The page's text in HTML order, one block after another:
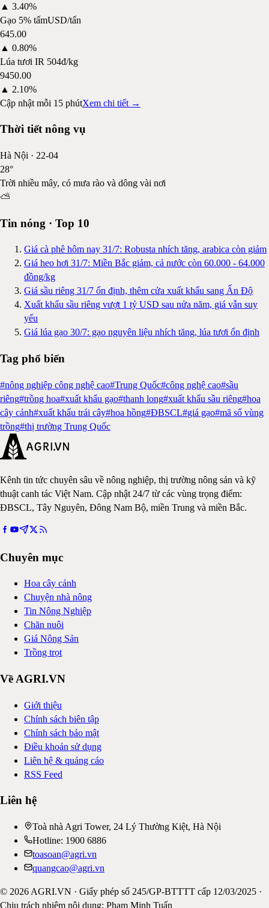
▲ 3.40%
Gạo 5% tấmUSD/tấn
645.00
▲ 0.80%
Lúa tươi IR 504đ/kg
9450.00
▲ 2.10%
Cập nhật mỗi 15 phútXem chi tiết →
Thời tiết nông vụ
Hà Nội · 22-04
28°
Trời nhiều mây, có mưa rào và dông vài nơi
⛅
Tin nóng · Top 10
Giá cà phê hôm nay 31/7: Robusta nhích tăng, arabica còn giảm
Giá heo hơi 31/7: Miền Bắc giảm, cả nước còn 60.000 - 64.000
đồng/kg
Giá sầu riêng 31/7 ổn định, thêm cửa xuất khẩu sang Ấn Độ
Xuất khẩu sầu riêng vượt 1 tỷ USD sau nửa năm, giá vẫn suy
yếu
Giá lúa gạo 30/7: gạo nguyên liệu nhích tăng, lúa tươi ổn định
Tag phổ biến
#nông nghiệp công nghệ cao#Trung Quốc#công nghệ cao#sầu
riêng#trồng hoa#xuất khẩu gạo#thanh long#xuất khẩu sầu riêng#hoa
cây cảnh#xuất khẩu trái cây#hoa hồng#ĐBSCL#giá gạo#mã số vùng
trồng#thị trường Trung Quốc
Kênh tin tức chuyên sâu về nông nghiệp, thị trường nông sản và kỹ
thuật canh tác Việt Nam. Cập nhật 24/7 từ các vùng trọng điểm:
ĐBSCL, Tây Nguyên, Đông Nam Bộ, miền Trung và miền Bắc.
Chuyên mục
Hoa cây cảnh
Chuyện nhà nông
Tin Nông Nghiệp
Chăn nuôi
Giá Nông Sản
Trồng trọt
Về AGRI.VN
Giới thiệu
Chính sách biên tập
Chính sách bảo mật
Điều khoản sử dụng
Liên hệ & quảng cáo
RSS Feed
Liên hệ
Toà nhà Agri Tower, 24 Lý Thường Kiệt, Hà Nội
Hotline: 1900 6886
toasoan@agri.vn
quangcao@agri.vn
© 2026 AGRI.VN · Giấy phép số 245/GP-BTTTT cấp 12/03/2025 ·
Chịu trách nhiệm nội dung: Phạm Minh Tuấn